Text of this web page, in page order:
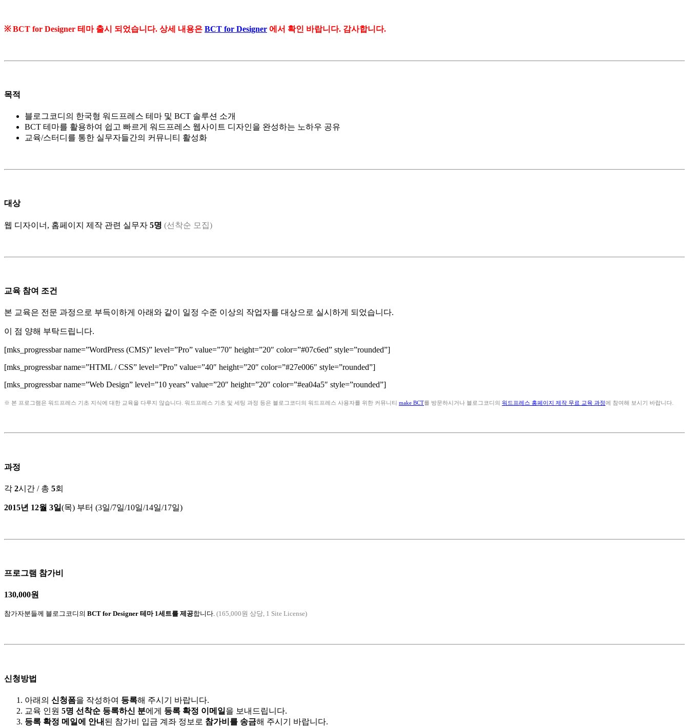
※ BCT for Designer 테마 출시 되었습니다. 상세 내용은 BCT for Designer 에서 확인 바랍니다. 감사합니다.
목적
블로그코디의 한국형 워드프레스 테마 및 BCT 솔루션 소개
BCT 테마를 활용하여 쉽고 빠르게 워드프레스 웹사이트 디자인을 완성하는 노하우 공유
교육/스터디를 통한 실무자들간의 커뮤니티 활성화
대상
웹 디자이너, 홈페이지 제작 관련 실무자 5명 (선착순 모집)
교육 참여 조건
본 교육은 전문 과정으로 부득이하게 아래와 같이 일정 수준 이상의 작업자를 대상으로 실시하게 되었습니다.
이 점 양해 부탁드립니다.
[mks_progressbar name=”WordPress (CMS)” level=”Pro” value=”70″ height=”20″ color=”#07c6ed” style=”rounded”]
[mks_progressbar name=”HTML / CSS” level=”Pro” value=”40″ height=”20″ color=”#27e006″ style=”rounded”]
[mks_progressbar name=”Web Design” level=”10 years” value=”20″ height=”20″ color=”#ea04a5″ style=”rounded”]
※ 본 프로그램은 워드프레스 기초 지식에 대한 교육을 다루지 않습니다. 워드프레스 기초 및 세팅 과정 등은 블로그코디의 워드프레스 사용자를 위한 커뮤니티 make BCT를 방문하시거나 블로그코디의 워드프레스 홈페이지 제작 무료 교육 과정에 참여해 보시기 바랍니다.
과정
각 2시간 / 총 5회
2015년 12월 3일(목) 부터 (3일/7일/10일/14일/17일)
프로그램 참가비
130,000원
참가자분들께 블로그코디의 BCT for Designer 테마 1세트를 제공합니다. (165,000원 상당, 1 Site License)
신청방법
아래의 신청폼을 작성하여 등록해 주시기 바랍니다.
교육 인원 5명 선착순 등록하신 분에게 등록 확정 이메일 을 보내드립니다.
등록 확정 메일에 안내 된 참가비 입금 계좌 정보로 참가비를 송금해 주시기 바랍니다.